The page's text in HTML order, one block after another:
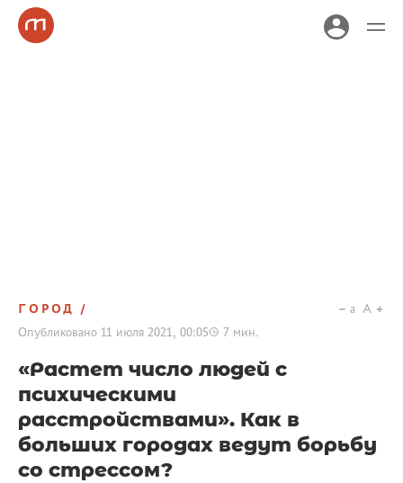
ГОРОД
Опубликовано 11 июля 2021, 00:05 7 мин.
a A
«Растет число людей с
психическими
расстройствами». Как в
больших городах ведут борьбу
со стрессом?